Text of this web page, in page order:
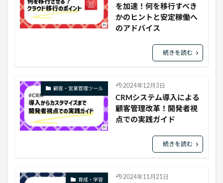
を加速！何を移行すべき
かのヒントと安定稼働へ
のアドバイス
続きを読む
顧客・営業管理ツール 2024年12月3日
CRMシステム導入による
顧客管理改革！開発者視
点での実践ガイド
続きを読む
育成・学習 2024年11月21日